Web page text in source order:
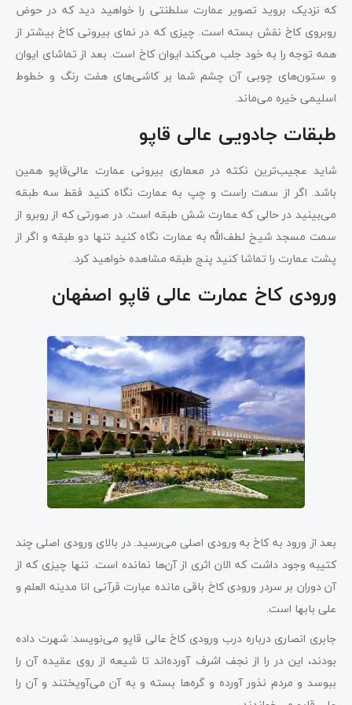
که نزدیک بروید تصویر عمارت سلطنتی را خواهید دید که در حوض
روبروی کاخ نقش بسته است. چیزی که در نمای بیرونی کاخ بیشتر از
همه توجه را به خود جلب می‌کند ایوان کاخ است. بعد از تماشای ایوان
و ستون‌های چوبی آن چشم شما بر کاشی‌های هفت رنگ و خطوط
اسلیمی خیره می‌ماند.
طبقات جادویی عالی قاپو
شاید عجیب‌ترین نکته در معماری بیرونی عمارت عالی‌قاپو همین
باشد. اگر از سمت راست و چپ به عمارت نگاه کنید فقط سه طبقه
می‌بینید در حالی که عمارت شش طبقه است. در صورتی که از روبرو از
سمت مسجد شیخ لطف‌الله به عمارت نگاه کنید تنها دو طبقه و اگر از
پشت عمارت را تماشا کنید پنج طبقه مشاهده خواهید کرد.
ورودی کاخ عمارت عالی قاپو اصفهان
بعد از ورود به کاخ به ورودی اصلی می‌رسید. در بالای ورودی اصلی چند
کتیبه وجود داشت که الان اثری از آن‌ها نمانده است. تنها چیزی که از
آن دوران بر سردر ورودی کاخ باقی مانده عبارت قرآنی انا مدینه العلم و
علی بابها است.
جابری انصاری درباره درب ورودی کاخ عالی قاپو می‌نویسد: شهرت داده
بودند، این در را از نجف اشرف آورده‌اند تا شیعه از روی عقیده آن را
ببوسد و مردم نذور آورده و گره‌ها بسته و به آن می‌آویختند و آن را